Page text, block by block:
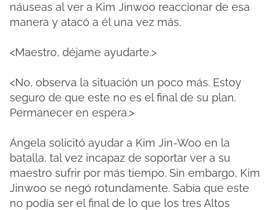
náuseas al ver a Kim Jinwoo reaccionar de esa
manera y atacó a él una vez más.
<Maestro, déjame ayudarte.>
<No, observa la situación un poco más. Estoy
seguro de que este no es el final de su plan.
Permanecer en espera.>
Ángela solicitó ayudar a Kim Jin-Woo en la
batalla, tal vez incapaz de soportar ver a su
maestro sufrir por más tiempo. Sin embargo, Kim
Jinwoo se negó rotundamente. Sabía que este
no podía ser el final de lo que los tres Altos